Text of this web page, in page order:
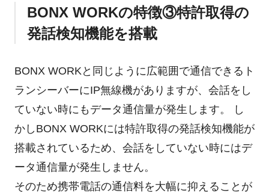
BONX WORKの特徴③特許取得の
発話検知機能を搭載
BONX WORKと同じように広範囲で通信できるト
ランシーバーにIP無線機がありますが、会話をし
ていない時にもデータ通信量が発生します。 し
かしBONX WORKには特許取得の発話検知機能が
搭載されているため、会話をしていない時にはデ
ータ通信量が発生しません。
そのため携帯電話の通信料を大幅に抑えることが